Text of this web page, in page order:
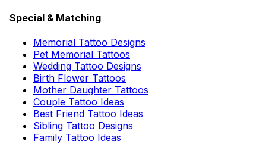
Special & Matching
Memorial Tattoo Designs
Pet Memorial Tattoos
Wedding Tattoo Designs
Birth Flower Tattoos
Mother Daughter Tattoos
Couple Tattoo Ideas
Best Friend Tattoo Ideas
Sibling Tattoo Designs
Family Tattoo Ideas